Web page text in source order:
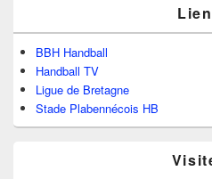
BBH Handball
Handball TV
Ligue de Bretagne
Stade Plabennécois HB